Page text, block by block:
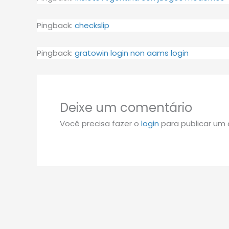
Pingback: checkslip
Pingback: gratowin login non aams login
Deixe um comentário
Você precisa fazer o login para publicar um